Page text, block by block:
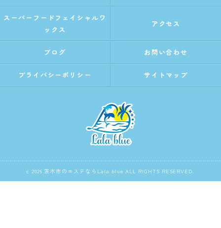
スーパーフードフェイシャルワ
ックス
アクセス
ブログ お問い合わせ
プライバシーポリシー サイトマップ
c 2026 茨木市のエステならLala blue ALL RIGHTS RESERVED.